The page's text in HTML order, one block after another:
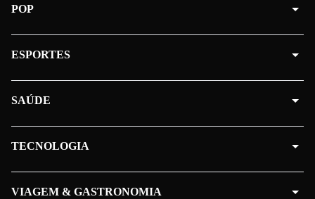
POP
ESPORTES
SAÚDE
TECNOLOGIA
VIAGEM & GASTRONOMIA